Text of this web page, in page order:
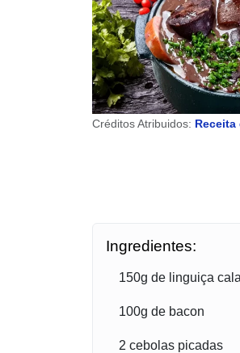
Créditos Atribuidos: Receita
Ingredientes:
150g de linguiça
100g de bacon
2 cebolas picadas